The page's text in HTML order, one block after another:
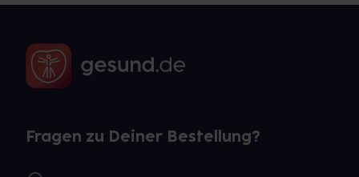
Fragen zu Deiner Bestellung?